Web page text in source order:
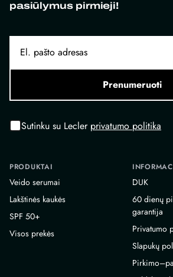
pasiūlymus pirmieji!
Prenumeruoti
Sutinku su Lecler privatumo politika
PRODUKTAI
Veido serumai
Lakštinės kaukės
SPF 50+
Visos prekės
DUK
60 dienų
garantija
Privatumo
Slapukų